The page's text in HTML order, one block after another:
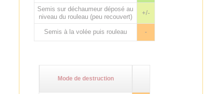
Semis sur déchaumeur déposé au
niveau du rouleau (peu recouvert)
+/-
Semis à la volée puis rouleau -
Mode de destruction